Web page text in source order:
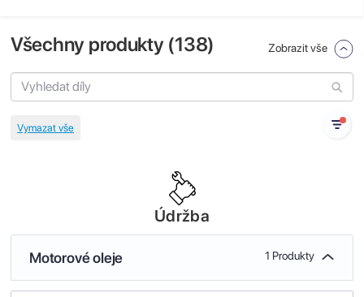
Všechny produkty (138) Zobrazit vše
Údržba
Motorové oleje 1 Produkty